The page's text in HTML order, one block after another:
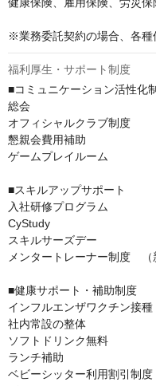
健康保険、雇用保険、労災
※業務委託契約の場合、各種
福利厚生・サポート制度
■コミュニケーション活性化
総会
オフィシャルクラブ制度
懇親会費用補助
ゲームプレイルーム
■スキルアップサポート
入社研修プログラム
CyStudy
スキルサーズデー
メンタートレーナー制度　（
■健康サポート・補助制度
インフルエンザワクチン接種
社内常設の整体
ソフトドリンク無料
ランチ補助
ベビーシッター利用割引制度